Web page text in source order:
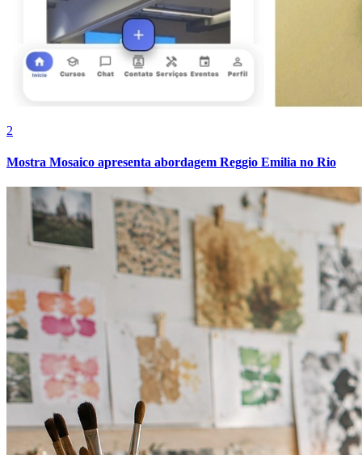
Botafogo
2
Mostra Mosaico apresenta abordagem Reggio Emilia no Rio